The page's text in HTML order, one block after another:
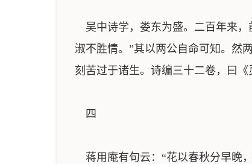
吴中诗学，娄东为盛。二百年来，
淑不胜情。”其以两公自命可知。然
刻苦过于诸生。诗编三十二卷，曰
四
蒋用庵有句云：“花以春秋分早晚